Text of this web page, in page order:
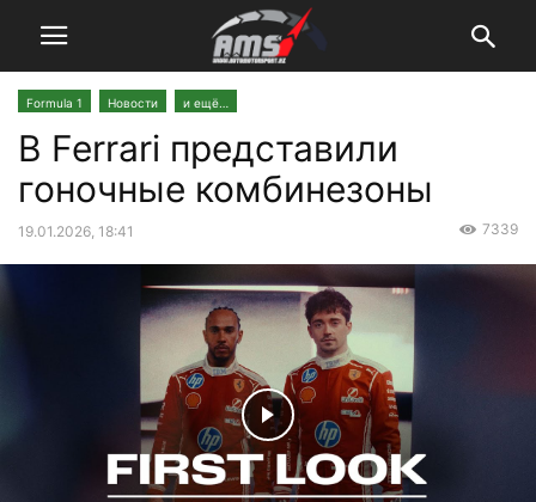
Formula 1 Новости и ещё…
В Ferrari представили
гоночные комбинезоны
19.01.2026, 18:41 7339